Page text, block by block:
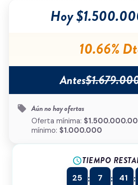
Correo electrónico
¿Cómo podemos ayudarte?
política de privacidady el
Hoy
10.66%
Antes
local_offer Aún no hay ofertas
Oferta mínima:
mínimo: $1.000.000
scheduleTIEMPO
25 : 7 : 41 :